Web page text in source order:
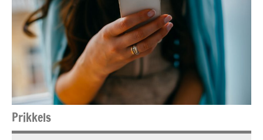
Spiritualiteit
Prikkels